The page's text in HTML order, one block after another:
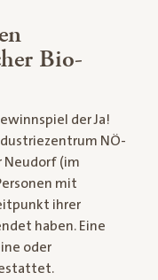
Bio-
der Ja!
NÖ-
Neudorf (im
mit
ihrer
haben. Eine
oder